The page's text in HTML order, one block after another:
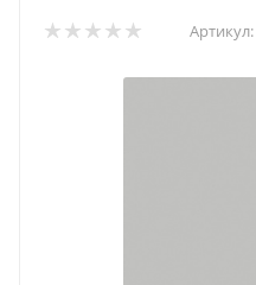
Артикул: